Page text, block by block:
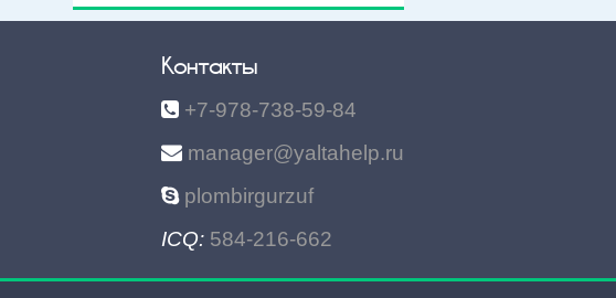
Контакты
+7-978-738-59-84
manager@yaltahelp.ru
plombirgurzuf
ICQ: 584-216-662